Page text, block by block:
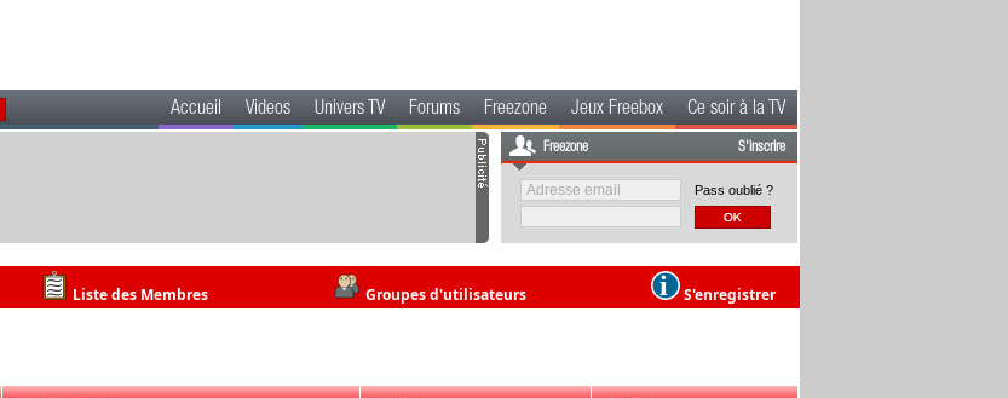
Accueil Videos Univers TV Forums Freezone Jeux Freebox Ce soir à la TV
Freezone S'inscrire
Pass oublié ?
Liste des Membres Groupes d'utilisateurs S'enregistrer